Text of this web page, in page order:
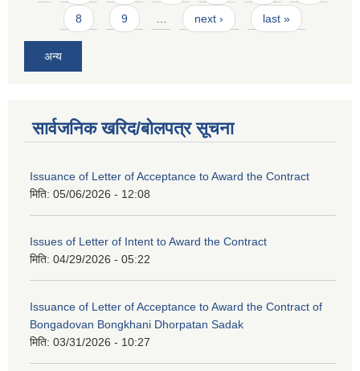
8 9 … next › last »
अन्य
सार्वजनिक खरिद/बोलपत्र सूचना
Issuance of Letter of Acceptance to Award the Contract
मिति: 05/06/2026 - 12:08
Issues of Letter of Intent to Award the Contract
मिति: 04/29/2026 - 05:22
Issuance of Letter of Acceptance to Award the Contract of
Bongadovan Bongkhani Dhorpatan Sadak
मिति: 03/31/2026 - 10:27